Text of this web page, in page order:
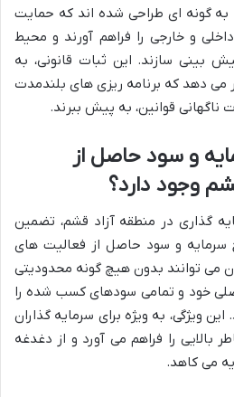
به گونه ای طراحی شده اند که حمایت
و خارجی را فراهم آورند و محیط
بینی سازند. این ثبات قانونی، به
می دهد که برنامه ریزی های بلندمدت
ناگهانی قوانین، به پیش ببرند.
و سود حاصل از
وجود دارد؟
گذاری در منطقه آزاد قشم، تضمین
سرمایه و سود حاصل از فعالیت های
می توانند بدون هیچ گونه محدودیتی
خود و تمامی سودهای کسب شده را
ویژگی، به ویژه برای سرمایه گذاران
بالایی را فراهم می آورد و از دغدغه
می کاهد.